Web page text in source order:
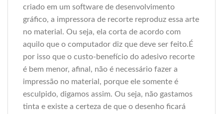
criado em um software de desenvolvimento
gráfico, a impressora de recorte reproduz essa arte
no material. Ou seja, ela corta de acordo com
aquilo que o computador diz que deve ser feito.É
por isso que o custo-benefício do adesivo recorte
é bem menor, afinal, não é necessário fazer a
impressão no material, porque ele somente é
esculpido, digamos assim. Ou seja, não gastamos
tinta e existe a certeza de que o desenho ficará